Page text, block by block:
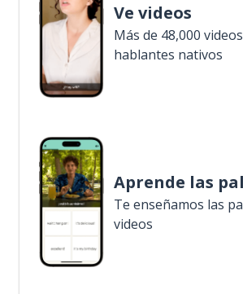
Ve videos
Más de 48,000
hablantes nativos
Aprende las
Te enseñamos las
videos